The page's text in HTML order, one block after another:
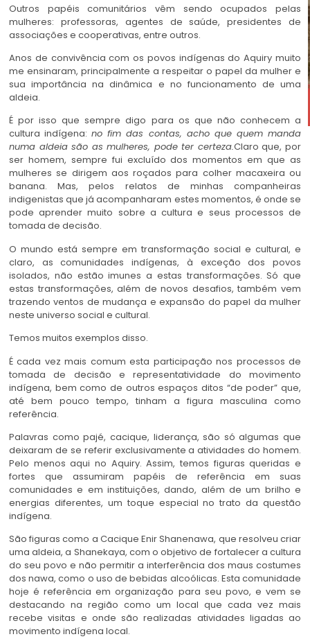
Outros papéis comunitários vêm sendo ocupados pelas
mulheres: professoras, agentes de saúde, presidentes de
associações e cooperativas, entre outros.
Anos de convivência com os povos indígenas do Aquiry muito
me ensinaram, principalmente a respeitar o papel da mulher e
sua importância na dinâmica e no funcionamento de uma
aldeia.
É por isso que sempre digo para os que não conhecem a
cultura indígena:no fim das contas, acho que quem manda
numa aldeia são as mulheres, pode ter certeza.Claro que, por
ser homem, sempre fui excluído dos momentos em que as
mulheres se dirigem aos roçados para colher macaxeira ou
banana. Mas, pelos relatos de minhas companheiras
indigenistas que já acompanharam estes momentos, é onde se
pode aprender muito sobre a cultura e seus processos de
tomada de decisão.
O mundo está sempre em transformação social e cultural, e
claro, as comunidades indígenas, à exceção dos povos
isolados, não estão imunes a estas transformações. Só que
estas transformações, além de novos desafios, também vem
trazendo ventos de mudança e expansão do papel da mulher
neste universo social e cultural.
Temos muitos exemplos disso.
É cada vez mais comum esta participação nos processos de
tomada de decisão e representatividade do movimento
indígena, bem como de outros espaços ditos “de poder” que,
até bem pouco tempo, tinham a figura masculina como
referência.
Palavras como pajé, cacique, liderança, são só algumas que
deixaram de se referir exclusivamente a atividades do homem.
Pelo menos aqui no Aquiry. Assim, temos figuras queridas e
fortes que assumiram papéis de referência em suas
comunidades e em instituições, dando, além de um brilho e
energias diferentes, um toque especial no trato da questão
indígena.
São figuras como a Cacique Enir Shanenawa, que resolveu criar
uma aldeia, a Shanekaya, com o objetivo de fortalecer a cultura
do seu povo e não permitir a interferência dos maus costumes
dos nawa, como o uso de bebidas alcoólicas. Esta comunidade
hoje é referência em organização para seu povo, e vem se
destacando na região como um local que cada vez mais
recebe visitas e onde são realizadas atividades ligadas ao
movimento indígena local.